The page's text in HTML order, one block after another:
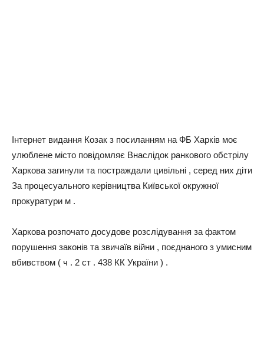
Інтернет видання Козак з посиланням на ФБ Харків моє
улюблене місто повідомляє Внаслідок ранкового обстрілу
Харкова загинули та постраждали цивільні , серед них діти
За процесуального керівництва Київської окружної
прокуратури м .
Харкова розпочато досудове розслідування за фактом
порушення законів та звичаїв війни , поєднаного з умисним
вбивством ( ч . 2 ст . 438 КК України ) .